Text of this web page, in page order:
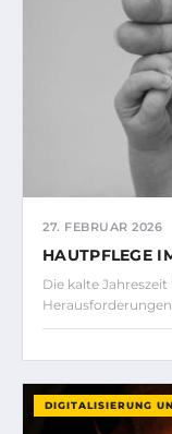
27. FEBRUAR 2026
HAUTPFLEGE
Die kalte
DIGITALISIERUNG